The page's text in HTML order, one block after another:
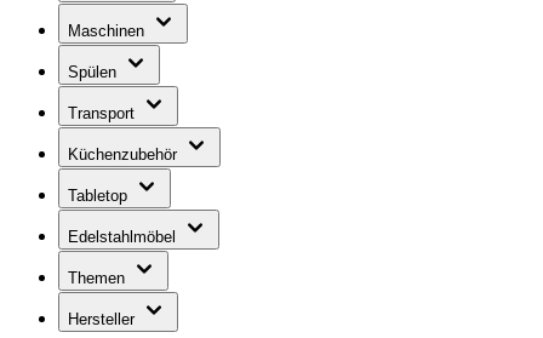
Maschinen
Spülen
Transport
Küchenzubehör
Tabletop
Edelstahlmöbel
Themen
Hersteller